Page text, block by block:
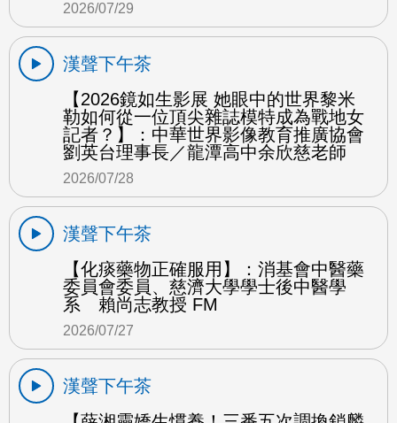
2026/07/29
漢聲下午茶
【2026鏡如生影展 她眼中的世界黎米
勒如何從一位頂尖雜誌模特成為戰地女
記者？】：中華世界影像教育推廣協會
劉英台理事長／龍潭高中余欣慈老師
2026/07/28
漢聲下午茶
【化痰藥物正確服用】：消基會中醫藥
委員會委員、慈濟大學學士後中醫學
系 賴尚志教授 FM
2026/07/27
漢聲下午茶